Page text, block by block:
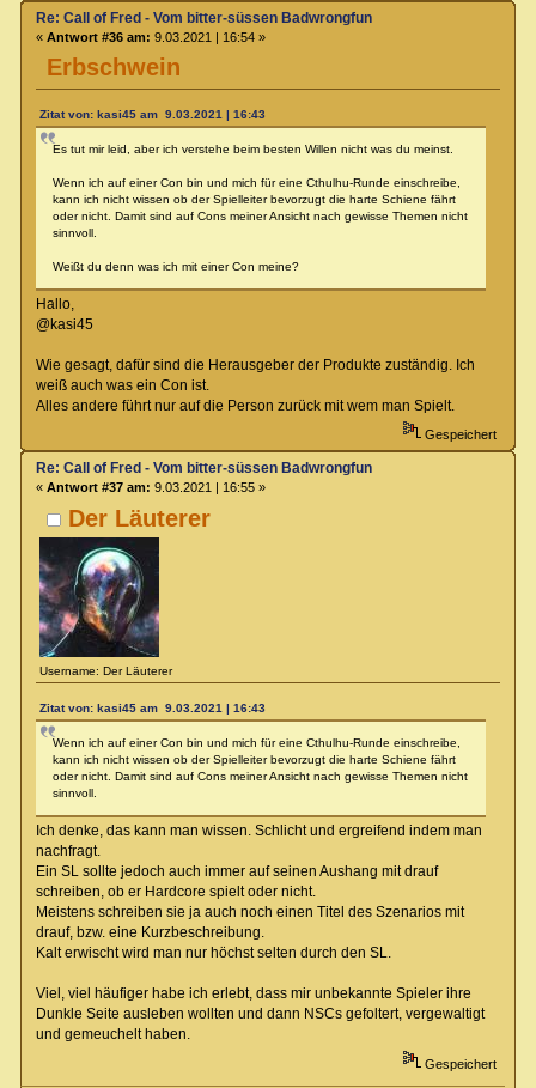
Erbschwein
Re: Call of Fred - Vom bitter-süssen Badwrongfun
« Antwort #36 am: 9.03.2021 | 16:54 »
Zitat von: kasi45 am 9.03.2021 | 16:43
Es tut mir leid, aber ich verstehe beim besten Willen nicht was du meinst.
Wenn ich auf einer Con bin und mich für eine Cthulhu-Runde einschreibe,
kann ich nicht wissen ob der Spielleiter bevorzugt die harte Schiene fährt
oder nicht. Damit sind auf Cons meiner Ansicht nach gewisse Themen nicht
sinnvoll.
Weißt du denn was ich mit einer Con meine?
Hallo,
@kasi45
Wie gesagt, dafür sind die Herausgeber der Produkte zuständig. Ich
weiß auch was ein Con ist.
Alles andere führt nur auf die Person zurück mit wem man Spielt.
Gespeichert
Der Läuterer
Username: Der Läuterer
Re: Call of Fred - Vom bitter-süssen Badwrongfun
« Antwort #37 am: 9.03.2021 | 16:55 »
Zitat von: kasi45 am 9.03.2021 | 16:43
Wenn ich auf einer Con bin und mich für eine Cthulhu-Runde einschreibe,
kann ich nicht wissen ob der Spielleiter bevorzugt die harte Schiene fährt
oder nicht. Damit sind auf Cons meiner Ansicht nach gewisse Themen nicht
sinnvoll.
Ich denke, das kann man wissen. Schlicht und ergreifend indem man
nachfragt.
Ein SL sollte jedoch auch immer auf seinen Aushang mit drauf
schreiben, ob er Hardcore spielt oder nicht.
Meistens schreiben sie ja auch noch einen Titel des Szenarios mit
drauf, bzw. eine Kurzbeschreibung.
Kalt erwischt wird man nur höchst selten durch den SL.
Viel, viel häufiger habe ich erlebt, dass mir unbekannte Spieler ihre
Dunkle Seite ausleben wollten und dann NSCs gefoltert, vergewaltigt
und gemeuchelt haben.
Gespeichert